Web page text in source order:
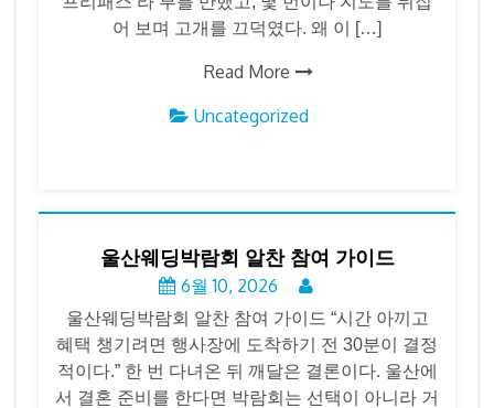
어 보며 고개를 끄덕였다. 왜 이 […]
Read More
Uncategorized
울산웨딩박람회 알찬 참여 가이드
6월 10, 2026
울산웨딩박람회 알찬 참여 가이드 “시간 아끼고
혜택 챙기려면 행사장에 도착하기 전 30분이 결정
적이다.” 한 번 다녀온 뒤 깨달은 결론이다. 울산에
서 결혼 준비를 한다면 박람회는 선택이 아니라 거